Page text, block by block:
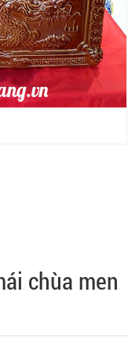
chùa men